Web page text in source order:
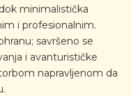
minimalistička
i profesionalnim.
savršeno se
i avanturističke
napravljenom da